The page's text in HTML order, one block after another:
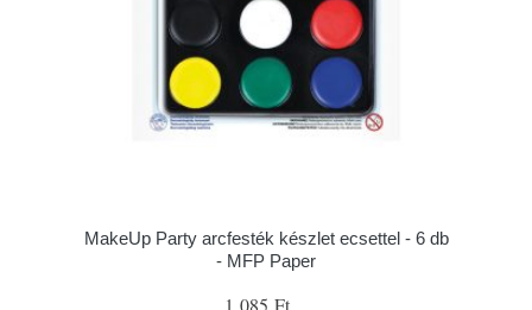
MakeUp Party arcfesték készlet ecsettel - 6 db
- MFP Paper
1 085 Ft